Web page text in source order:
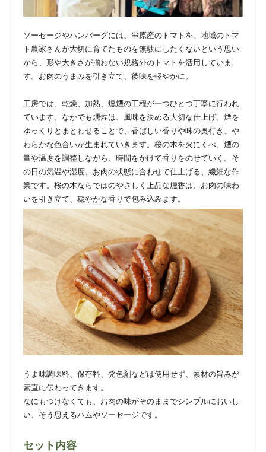
ソーセージやハンバーグには、串原産のトマトを。地域のトマ
ト農家さんが大切に育てたものを無駄にしたくないという思い
から、形や大きさが揃わない規格外のトマトを活用していま
す。お肉のうまみを引き立て、後味を軽やかに。
工房では、乾燥、加熱、燻煙の工程が一つひとつ丁寧に行われ
ています。なかでも燻煙は、風味を決める大切な仕上げ。煙を
ゆっくりとまとわせることで、香ばしい香りや味の奥行き、や
わらかな色合いが生まれていきます。桜の木を火にくべ、煙の
量や温度を調整しながら、時間をかけて香りをのせていく。そ
の日の気温や湿度、お肉の状態に合わせて仕上げる、繊細な作
業です。桜の木ならではのやさしく上品な燻香は、お肉の味わ
いを引き立て、穏やかな香りで包み込みます。
うま味調味料、保存料、発色剤などは使用せず、素材の旨みが
素直に伝わってきます。
なにもつけなくても、お肉の味がそのままでシンプルにおいし
い、そう思えるハムやソーセージです。
セット内容